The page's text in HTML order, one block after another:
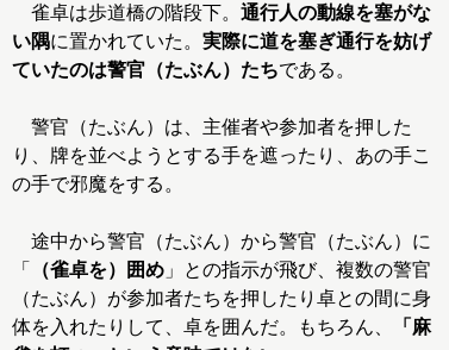
雀卓は歩道橋の階段下。 通行人の動線を塞がな
い隅に置かれていた。 実際に道を塞ぎ通行を妨げ
ていたのは警官（たぶん）たちである。
警官（たぶん）は、主催者や参加者を押した
り、牌を並べようとする手を遮ったり、あの手こ
の手で邪魔をする。
途中から警官（たぶん）から警官（たぶん）に
「
（雀卓を）囲め 」との指示が飛び、複数の警官
（たぶん）が参加者たちを押したり卓との間に身
体を入れたりして、卓を囲んだ。もちろん、
「麻